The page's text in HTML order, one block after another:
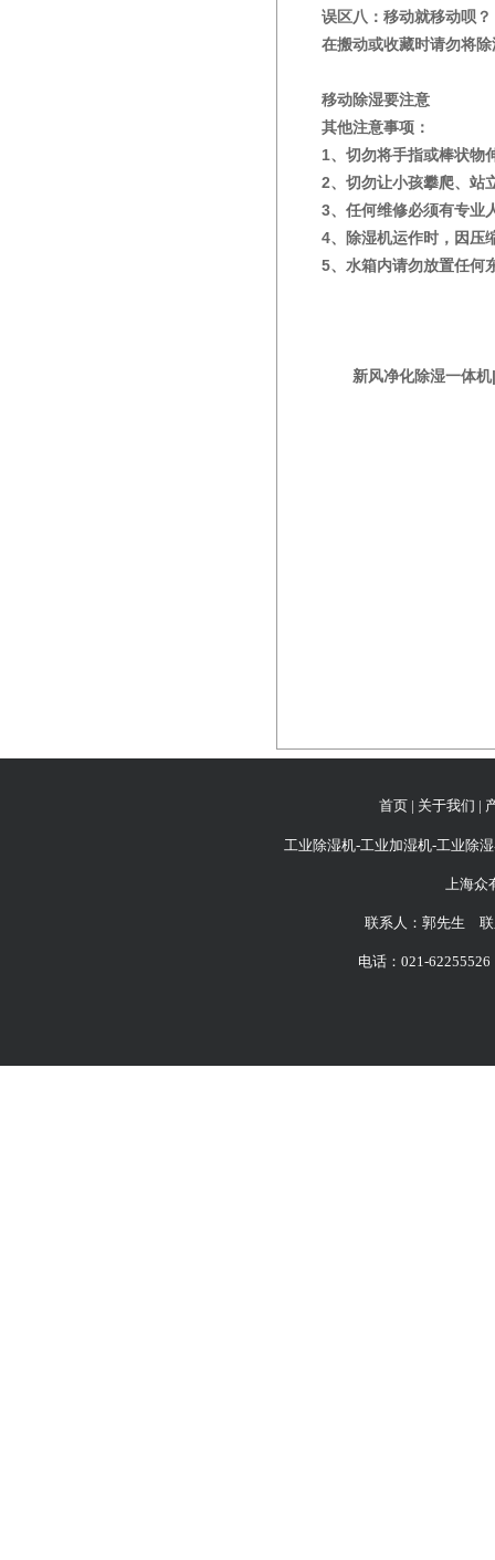
误区八：移动就移动呗？
在搬动或收藏时请勿将
移动除湿要注意
其他注意事项：
1、切勿将手指或棒状物
2、切勿让小孩攀爬、站
3、任何维修必须有专业
4、除湿机运作时，因压
5、水箱内请勿放置任何
新风净化除湿一体
首页 | 关于我们 |
工业除湿机-工业加湿机-工业除
上海众
联系人：郭先生 联
电话：021-